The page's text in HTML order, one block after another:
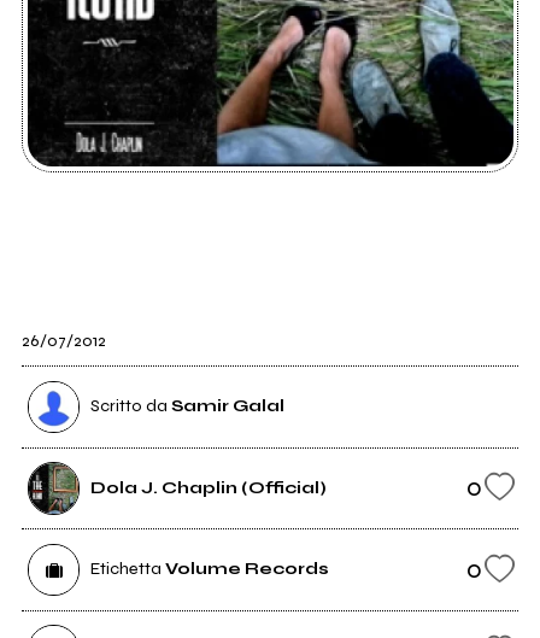
26/07/2012
Scritto da Samir Galal
Dola J. Chaplin (Official) 0
Etichetta Volume Records 0